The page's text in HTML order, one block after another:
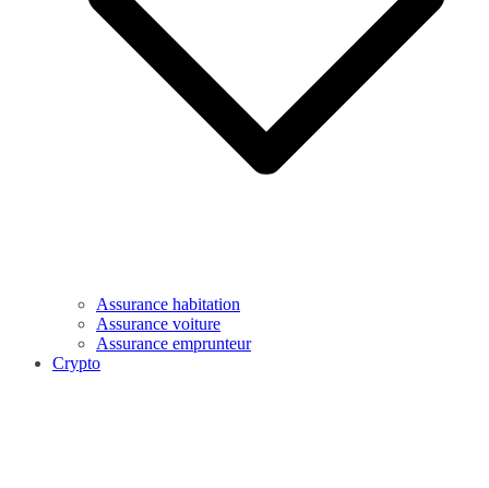
Assurance habitation
Assurance voiture
Assurance emprunteur
Crypto